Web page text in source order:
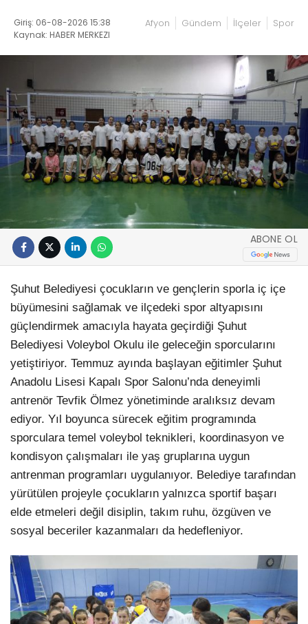
Giriş: 06-08-2026 15:38
Kaynak: HABER MERKEZI
Afyon Gündem İlçeler Spor
ABONE OL
Şuhut Belediyesi çocukların ve gençlerin sporla iç içe
büyümesini sağlamak ve ilçedeki spor altyapısını
güçlendirmek amacıyla hayata geçirdiği Şuhut
Belediyesi Voleybol Okulu ile geleceğin sporcularını
yetiştiriyor. Temmuz ayında başlayan eğitimler Şuhut
Anadolu Lisesi Kapalı Spor Salonu’nda deneyimli
antrenör Tevfik Ölmez yönetiminde aralıksız devam
ediyor. Yıl boyunca sürecek eğitim programında
sporculara temel voleybol teknikleri, koordinasyon ve
kondisyon çalışmaları ile yaş gruplarına uygun
antrenman programları uygulanıyor. Belediye tarafından
yürütülen projeyle çocukların yalnızca sportif başarı
elde etmeleri değil disiplin, takım ruhu, özgüven ve
sosyal beceriler kazanmaları da hedefleniyor.